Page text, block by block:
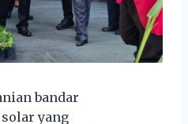
bandar
yang